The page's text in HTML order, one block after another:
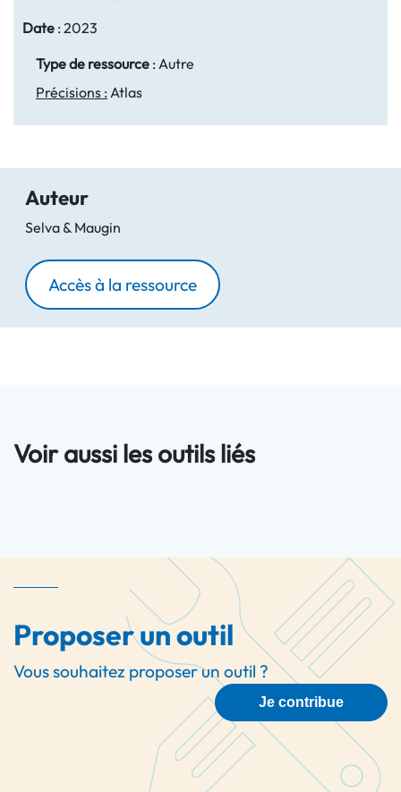
Date : 2023
Type de ressource : Autre
Précisions : Atlas
Auteur
Selva & Maugin
Accès à la ressource
Voir aussi les outils liés
Proposer un outil
Vous souhaitez proposer un outil ?
Je contribue